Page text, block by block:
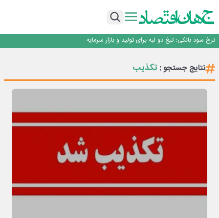
قیمت ملک در دور باطل
نرخ سود بانکی؛ تیغ دو لبه برای تولید و بازار سرمایه
طلسم خانه‌سازی چینی‌ها در ایران شکسته می‌شود؟
قیمت ملک در دور باطل
نتایج جستجو : تکذیب